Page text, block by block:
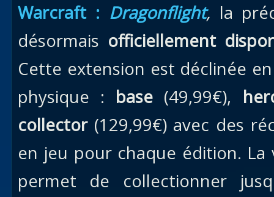
le vol
Uldum
Val
Warcraft : Dragonflight, la
désormais officiellement
Cette extension est déclinée
physique : base (49,99€),
collector(129,99€) avec des
en jeu pour chaque édition.
permet de collectionner